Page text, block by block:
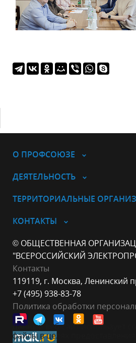
О ПРОФСОЮЗЕ
ДЕЯТЕЛЬНОСТЬ
ТЕРРИТОРИАЛЬНЫЕ
КОНТАКТЫ
© ОБЩЕСТВЕННАЯ
"ВСЕРОССИЙСКИЙ
Контакты
119119, г. Москва, Ленинский
+7 (495) 938-83-78
Политика обработки
Данный веб-сайт использует
файлы в целях предоставления